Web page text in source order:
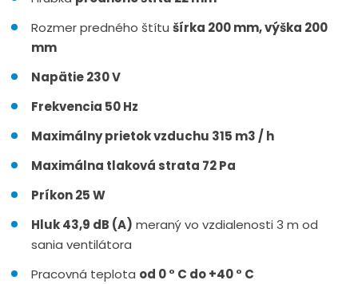
Rozmer predného štítušírka 200 mm, výška 200
mm
Napätie 230 V
Frekvencia 50 Hz
Maximálny prietok vzduchu 315 m3 / h
Maximálna tlaková strata 72 Pa
Príkon 25 W
Hluk 43,9 dB (A) meraný vo vzdialenosti 3 m od
sania ventilátora
Pracovná teplota od 0 ° C do +40 ° C